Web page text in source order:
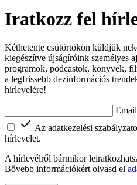
Iratkozz fel
Kéthetente csütörtökön küldjük
kiegészítve újságíróink személyes
programok, podcastok, könyvek,
a legfrissebb dezinformációs
hírlevelére!
Az adatkezelési
hírlevelet.
A hírlevélről bármikor
Bővebb információkért olvasd el